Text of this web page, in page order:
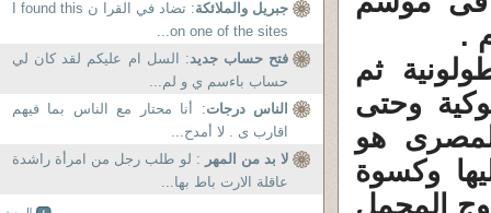
.
ثم
وحتى
المصرى هو
وكسوة
المحمل
جبريل والملائكة
: تضاد في القرا ن I found this
on one of the sites...
فتح حساب جديد: السل ام عليكم لقد كان لي
حساب باءسم ي و لم...
الناس درجات: أنا محتار مع الناس بما فيهم
اقارب ى . لا أمدح...
لا بد من المهر : لو طلب رجل من امرأة راشدة
عاقلة الارت باط بها...